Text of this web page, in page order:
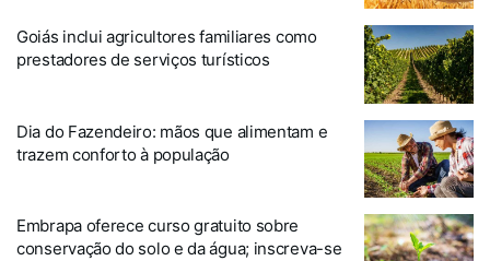
Goiás inclui agricultores familiares como
prestadores de serviços turísticos
Dia do Fazendeiro: mãos que alimentam e
trazem conforto à população
Embrapa oferece curso gratuito sobre
conservação do solo e da água; inscreva-se